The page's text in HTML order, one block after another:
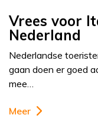
Vrees voor
Nederland
Nederlandse
gaan doen er goed
mee…
Meer